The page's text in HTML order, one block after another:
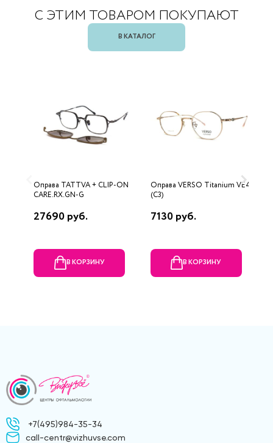
С ЭТИМ ТОВАРОМ ПОКУПАЮТ
В КАТАЛОГ
Оправа TATTVA + CLIP-ON
CARE.RX.GN-G
27690 руб.
В КОРЗИНУ
Оправа VERSO Titanium VE423
(C3)
7130 руб.
В КОРЗИНУ
+7(495)984-35-34
call-centr@vizhuvse.com